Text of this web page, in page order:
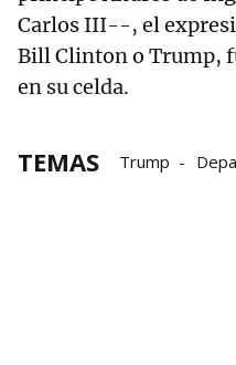
Carlos III--, el
Bill Clinton o Trump,
en su celda.
TEMAS Trump